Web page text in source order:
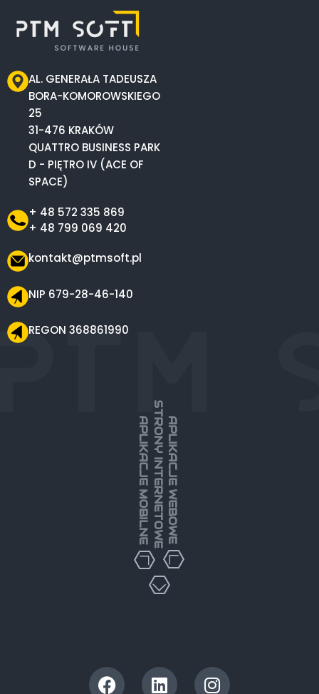
AL. GENERAŁA TADEUSZA
BORA-KOMOROWSKIEGO
25
31-476 KRAKÓW
QUATTRO BUSINESS PARK
D - PIĘTRO IV (ACE OF
SPACE)
+ 48 572 335 869
+ 48 799 069 420
kontakt@ptmsoft.pl
NIP 679-28-46-140
REGON 368861990
APLIKACJE MOBILNESTRONY INTERNETOWEAPLIKACJE WEBOWE